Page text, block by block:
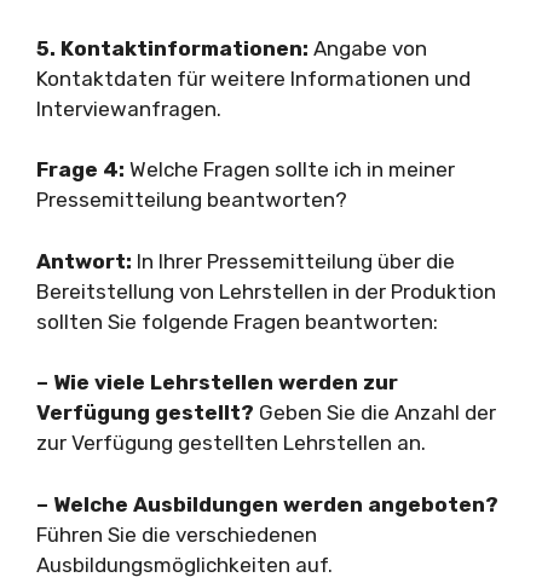
5. Kontaktinformationen: Angabe von
Kontaktdaten für weitere Informationen und
Interviewanfragen.
Frage 4: Welche Fragen sollte ich in meiner
Pressemitteilung beantworten?
Antwort: In Ihrer Pressemitteilung über die
Bereitstellung von Lehrstellen in der Produktion
sollten Sie folgende Fragen beantworten:
– Wie viele Lehrstellen werden zur
Verfügung gestellt? Geben Sie die Anzahl der
zur Verfügung gestellten Lehrstellen an.
– Welche Ausbildungen werden angeboten?
Führen Sie die verschiedenen
Ausbildungsmöglichkeiten auf.